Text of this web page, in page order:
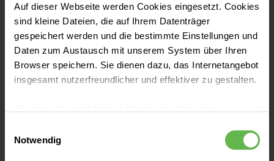
Auf dieser Webseite werden Cookies eingesetzt. Cookies
sind kleine Dateien, die auf Ihrem Datenträger
gespeichert werden und die bestimmte Einstellungen und
Daten zum Austausch mit unserem System über Ihren
Browser speichern. Sie dienen dazu, das Internetangebot
insgesamt nutzerfreundlicher und effektiver zu gestalten.
eingesetzt werden.
Notwendig
Tel:+49 581 83-0
Fax: +49 581 83-1004
E-Mail senden
Erfahrene Teams, moderne Medizintechnik,